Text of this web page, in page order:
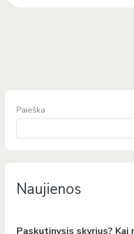
Paieška
Naujienos
Paskutinysis skyrius?